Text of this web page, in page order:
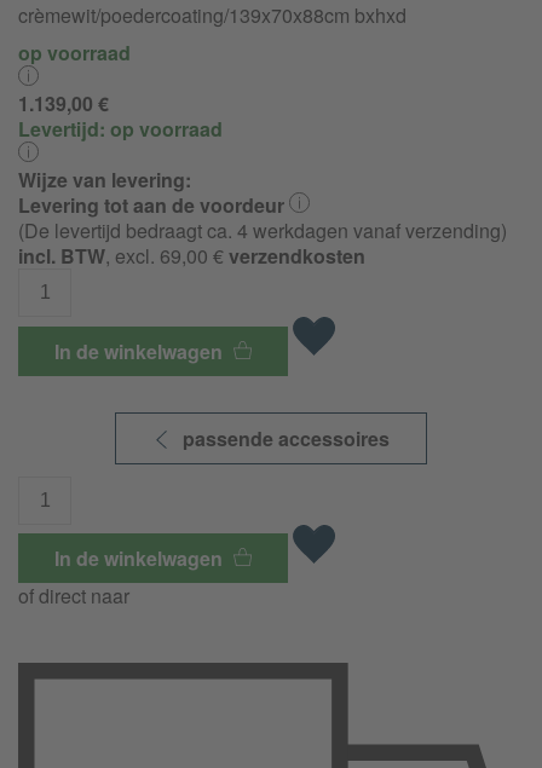
crèmewit/poedercoating/139x70x88cm bxhxd
op voorraad
1.139,00 €
Levertijd: op voorraad
Wijze van levering:
Levering tot aan de voordeur
(De levertijd bedraagt ca. 4 werkdagen vanaf verzending)
incl. BTW, excl. 69,00 €verzendkosten
In de winkelwagen
passende accessoires
In de winkelwagen
of direct naar